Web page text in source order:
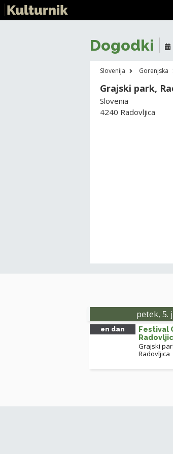
Dogodki
Slovenija Gorenjska
Grajski park,
Slovenia
4240 Radovljica
petek, 5.
en dan
Festival
Grajski
Radovljica